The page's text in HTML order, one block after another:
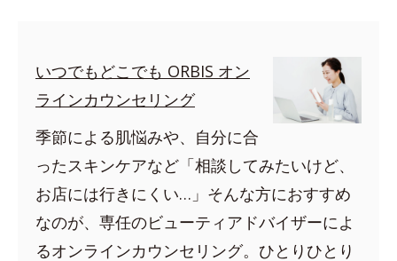
いつでもどこでも ORBIS オン
ラインカウンセリング
季節による肌悩みや、自分に合
ったスキンケアなど「相談してみたいけど、
お店には行きにくい…」そんな方におすすめ
なのが、専任のビューティアドバイザーによ
るオンラインカウンセリング。ひとりひとり